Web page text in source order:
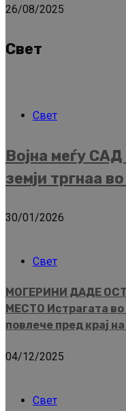
26/08/2025
Свет
Свет
Војна меѓу
земји тргнаа
30/01/2026
Свет
МОГЕРИНИ ДАДЕ
МЕСТО Истрагата во
повлече пред крај
04/12/2025
Свет